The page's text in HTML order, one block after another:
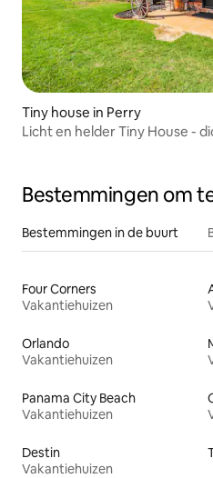
Tiny house in Perry
Licht en helder Tiny House -
Bestemmingen om
Bestemmingen in de buurt
Four Corners
Vakantiehuizen
Orlando
Vakantiehuizen
Panama City Beach
Vakantiehuizen
Destin
Vakantiehuizen